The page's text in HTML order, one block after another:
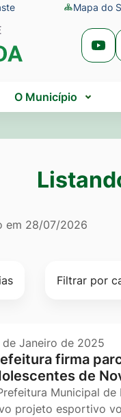
Mapa do
O Município
em 28/07/2026
de Janeiro de 2025
firma
de
Municipal
projeto esportivo